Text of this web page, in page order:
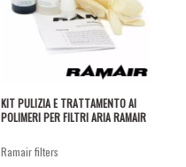
KIT PULIZIA E TRATTAMENTO AI
POLIMERI PER FILTRI ARIA RAMAIR
ramair filters